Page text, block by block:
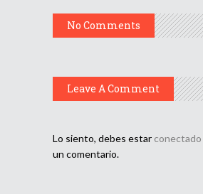
No Comments
Leave A Comment
Lo siento, debes estar conectado
un comentario.